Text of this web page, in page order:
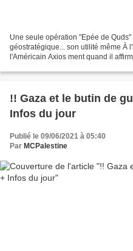
Une seule opération "Epée de
géostratégique... son utilité même À
l'Américain Axios ment quand il
!! Gaza et le butin de
Infos du jour
Publié le 09/06/2021 à 05:40
Par MCPalestine